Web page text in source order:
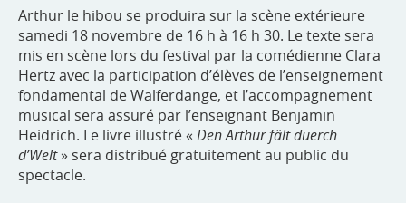
Arthur le hibou se produira sur la scène extérieure
samedi 18 novembre de 16 h à 16 h 30. Le texte sera
mis en scène lors du festival par la comédienne Clara
Hertz avec la participation d’élèves de l’enseignement
fondamental de Walferdange, et l’accompagnement
musical sera assuré par l’enseignant Benjamin
Heidrich. Le livre illustré « Den Arthur fält duerch
d’Welt» sera distribué gratuitement au public du
spectacle.